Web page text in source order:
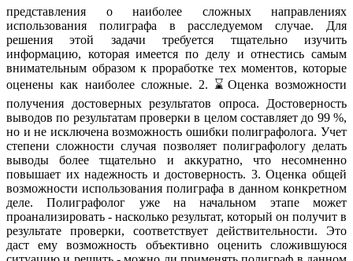
представления о наиболее сложных направлениях
использования полиграфа в расследуемом случае. Для
решения этой задачи требуется тщательно изучить
информацию, которая имеется по делу и отнестись самым
внимательным образом к проработке тех моментов, которые
оценены как наиболее сложные. 2. ⌛Оценка возможности
получения достоверных результатов опроса. Достоверность
выводов по результатам проверки в целом составляет до 99 %,
но и не исключена возможность ошибки полиграфолога. Учет
степени сложности случая позволяет полиграфологу делать
выводы более тщательно и аккуратно, что несомненно
повышает их надежность и достоверность. 3. Оценка общей
возможности использования полиграфа в данном конкретном
деле. Полиграфолог уже на начальном этапе может
проанализировать - насколько результат, который он получит в
результате проверки, соответствует действительности. Это
даст ему возможность объективно оценить сложившуюся